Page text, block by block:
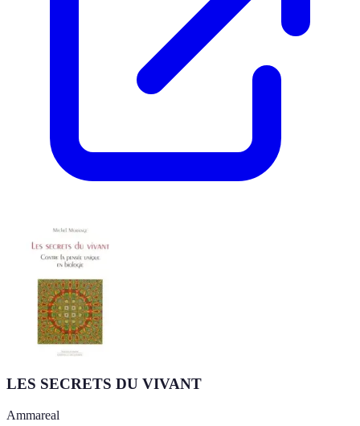
LES SECRETS DU VIVANT
Ammareal